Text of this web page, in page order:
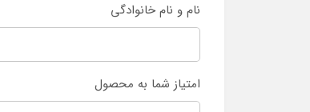
نام و نام خانوادگی
امتیاز شما به محصول